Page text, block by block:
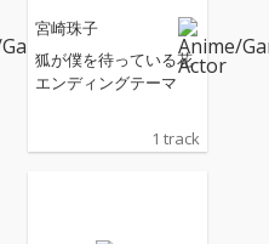
宮崎珠子
狐が僕を待っている花
エンディングテーマ
1 track